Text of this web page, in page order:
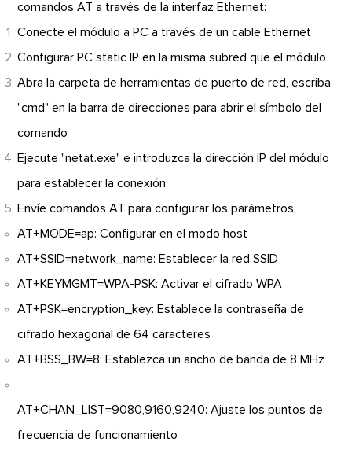
comandos AT a través de la interfaz Ethernet:
Conecte el módulo a PC a través de un cable Ethernet
Configurar PC static IP en la misma subred que el módulo
Abra la carpeta de herramientas de puerto de red, escriba
"cmd" en la barra de direcciones para abrir el símbolo del
comando
Ejecute "netat.exe" e introduzca la dirección IP del módulo
para establecer la conexión
Envíe comandos AT para configurar los parámetros:
AT+MODE=ap: Configurar en el modo host
AT+SSID=network_name: Establecer la red SSID
AT+KEYMGMT=WPA-PSK: Activar el cifrado WPA
AT+PSK=encryption_key: Establece la contraseña de
cifrado hexagonal de 64 caracteres
AT+BSS_BW=8: Establezca un ancho de banda de 8 MHz
AT+CHAN_LIST=9080,9160,9240: Ajuste los puntos de
frecuencia de funcionamiento